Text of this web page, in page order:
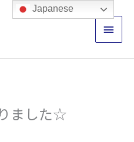
メ
イ
ン
ました☆
Japanese